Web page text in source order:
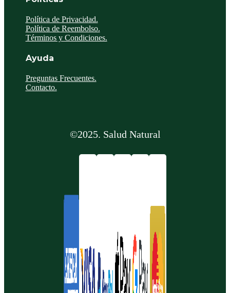
Política de Privacidad.
Política de Reembolso.
Términos y Condiciones.
Ayuda
Preguntas Frecuentes.
Contacto.
©2025. Salud Natural